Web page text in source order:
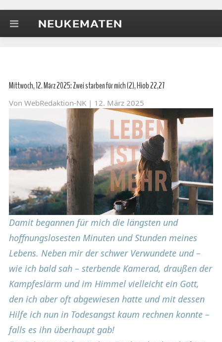
Mittwoch, 12. März 2025: Zwei starben für mich (2), Hiob 22,27
Von WebRedaktion-NK | 12. März 2025
Damit begannen für mich die längsten und
hoffnungslosesten Minuten und Stunden meines
Lebens. Neben mir der schwer Verwundete und –
wie ich bald sah – sterbende Kamerad, draußen der
Kampfeslärm und im Himmel vielleicht ein Gott,
den ich aber oft abgewiesen hatte und mit dessen
Hilfe ich nun in Todesangst kaum rechnen konnte –
falls es ihn überhaupt gab!